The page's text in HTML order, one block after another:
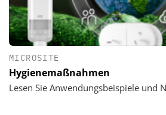
MICROSITE
Hygienemaßnahmen
Lesen Sie Anwendungsbeispiele und